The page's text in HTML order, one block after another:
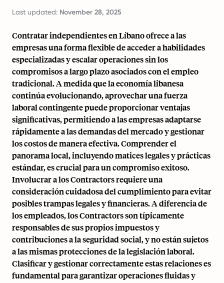
Last updated: November 28, 2025
Contratar independientes en Líbano ofrece a las
empresas una forma flexible de acceder a habilidades
especializadas y escalar operaciones sin los
compromisos a largo plazo asociados con el empleo
tradicional. A medida que la economía libanesa
continúa evolucionando, aprovechar una fuerza
laboral contingente puede proporcionar ventajas
significativas, permitiendo a las empresas adaptarse
rápidamente a las demandas del mercado y gestionar
los costos de manera efectiva. Comprender el
panorama local, incluyendo matices legales y prácticas
estándar, es crucial para un compromiso exitoso.
Involucrar a los Contractors requiere una
consideración cuidadosa del cumplimiento para evitar
posibles trampas legales y financieras. A diferencia de
los empleados, los Contractors son típicamente
responsables de sus propios impuestos y
contribuciones a la seguridad social, y no están sujetos
a las mismas protecciones de la legislación laboral.
Clasificar y gestionar correctamente estas relaciones es
fundamental para garantizar operaciones fluidas y